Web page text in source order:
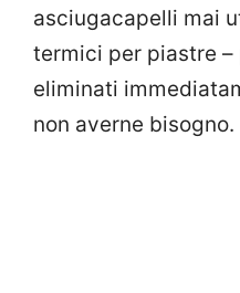
asciugacapelli mai
termici per piastre –
eliminati
non averne bisogno.